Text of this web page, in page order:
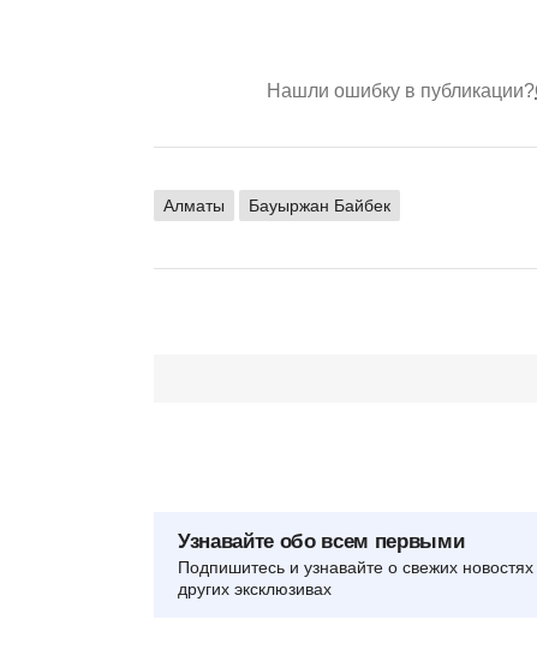
Нашли ошибку в публикации?
Алматы Бауыржан Байбек
Узнавайте обо всем первыми
Подпишитесь и узнавайте о свежих
других эксклюзивах